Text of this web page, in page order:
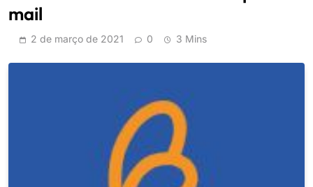
mail
2 de março de 2021 0 3 Mins